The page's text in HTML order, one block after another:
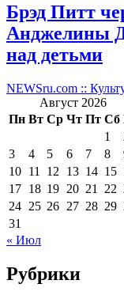
Брэд Питт
Анджелины
над детьми
NEWSru.com ::
Август 2026
Пн Вт Ср Чт Пт Сб
1
3
4 5 6 7 8
10 11 12 13 14 15
17 18 19 20 21 22
24 25 26 27 28 29
31
« Июл
Рубрики